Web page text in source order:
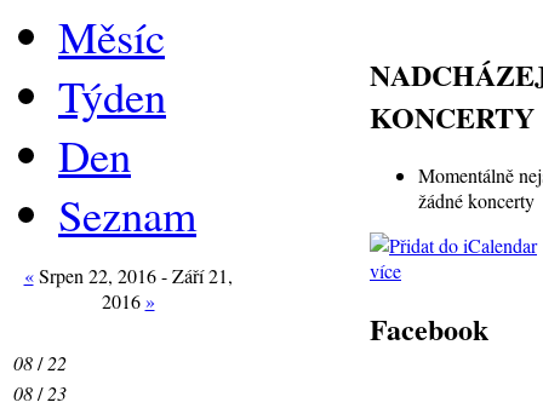
Měsíc
Týden
Den
Seznam
«Srpen 22, 2016 - Září 21,
2016»
08/22
08/23
KONCERTY
Momentálně
žádné koncerty
více
Facebook